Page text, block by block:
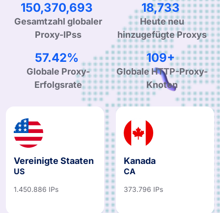
251,211,001
Gesamtzahl globaler
Proxy-IPss
31,296
Heute neu
hinzugefügte Proxys
96.70%
Globale Proxy-
Erfolgsrate
183+
Globale HTTP-Proxy-
Knoten
Vereinigte Staaten
US
1.450.886 IPs
Kanada
CA
373.796 IPs